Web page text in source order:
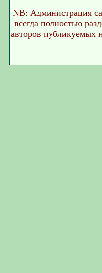
NB: Администрация
всегда полностью
авторов публикуемых